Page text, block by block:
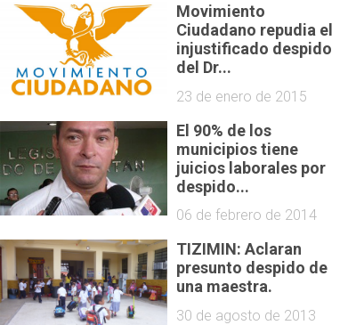
Movimiento
Ciudadano repudia el
injustificado despido
del Dr...
23 de enero de 2015
El 90% de los
municipios tiene
juicios laborales por
despido...
06 de febrero de 2014
TIZIMIN: Aclaran
presunto despido de
una maestra.
30 de agosto de 2013